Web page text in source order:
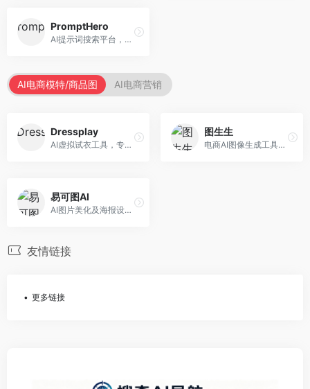
PromptHero
AI提示词搜索平台，整合多种AI工具提示词资源。面向AI创作者，提供提示词搜索、模板库、社区分享等服务，提示词资源丰富。
AI电商模特/商品图 AI电商营销
Dressplay
AI虚拟试衣工具，专注于服装电商体验。面向服装电商，提供虚拟试穿、尺码推荐、穿搭建议等服务，试衣体验真实。
图生生
电商AI图像生成工具，专注于商品图创作。面向电商卖家，提供商品图生成、背景替换、批量处理等服务，商品图质量高。
易可图AI
AI图片美化及海报设计平台，专注于电商视觉设计。面向电商卖家，提供图片美化、海报设计、营销素材等服务，设计效率高。
友情链接
更多链接